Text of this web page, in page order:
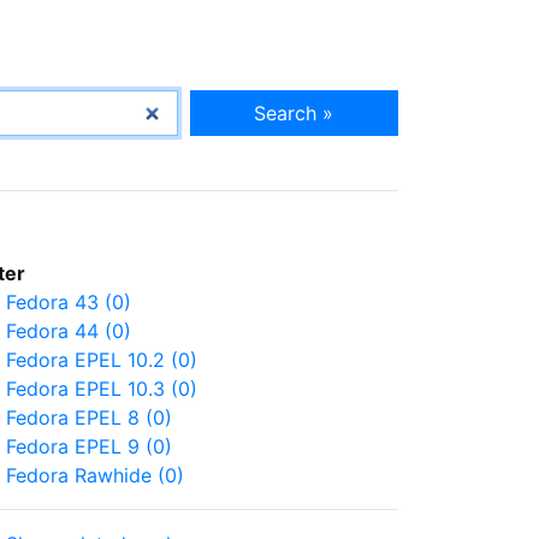
Search »
Fedora 43 (0)
Fedora 44 (0)
Fedora EPEL 10.2 (0)
Fedora EPEL 10.3 (0)
Fedora EPEL 8 (0)
Fedora EPEL 9 (0)
Fedora Rawhide (0)